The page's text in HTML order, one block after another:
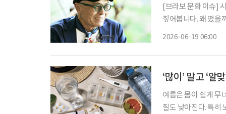
[브라보 문화 이슈]
짚어봅니다. 왜 떴을까? 만화가 허영만 화백(79)은 지난 17일 낙상사고로 인한 건강 악화로
2026-06-19 06:00
‘많이’ 말고 ‘알
여름은 몸이 쉽게 무
질도 낮아진다. 특히